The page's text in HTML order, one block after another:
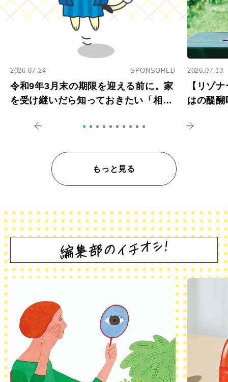
2026.07.24 SPONSORED
令和9年3月末の期限を迎える前に。家
を受け継いだら知っておきたい「相続
2026.07.13
【リゾ
はの醍
もっと見る